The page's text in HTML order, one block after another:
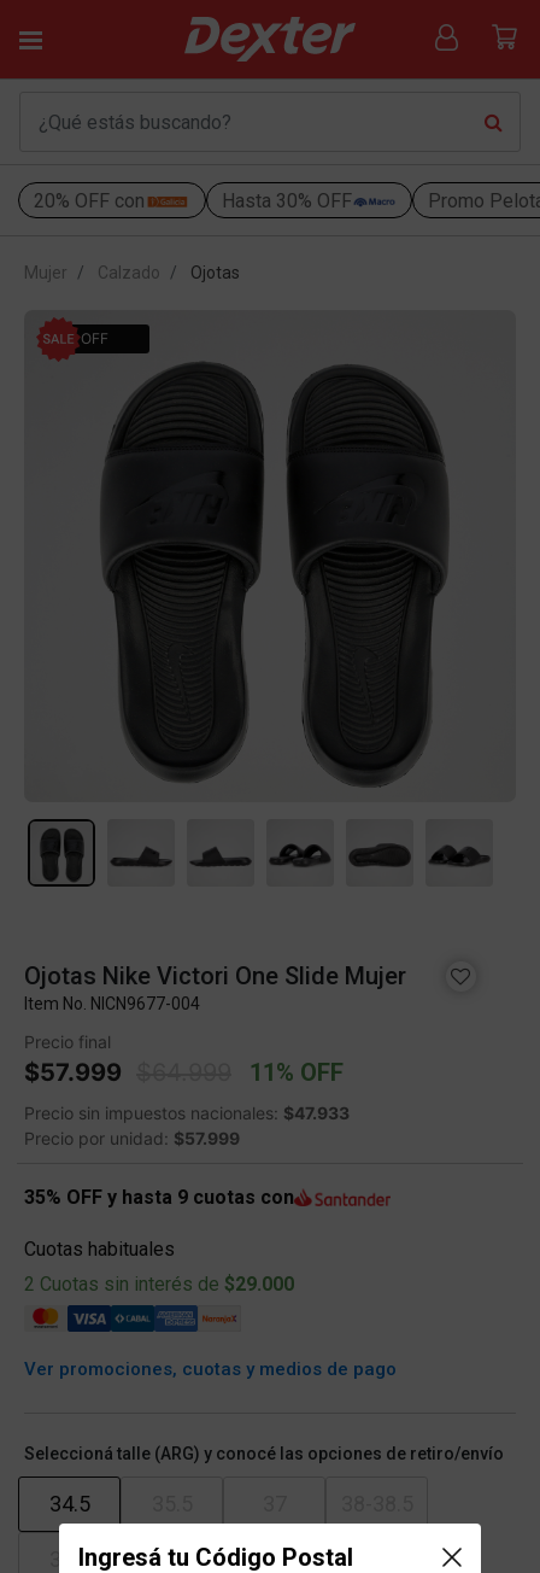
20% OFF con Hasta 30% OFF Promo
Ingresá tu Código Postal
Mujer Calzado Ojotas
10% OFF
Ojotas Nike Victori One Slide Mujer
Item No. NICN9677-004
Precio final
$57.999 Price reduced from
11% OFF
Precio sin impuestos nacionales: $47.933
Precio por unidad: $57.999
35% OFF y hasta 9 cuotas con
Cuotas habituales
2 Cuotas sin interés de $29.000
Ver promociones, cuotas y medios de pago
Seleccioná talle (ARG) y conocé las opciones de retiro/envío
34.5
39.5 41 42-42.5